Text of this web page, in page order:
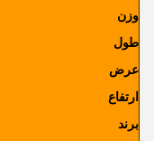
وزن
طول
عرض
ارتفاع
برند